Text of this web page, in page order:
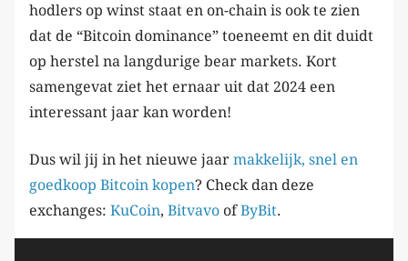
hodlers op winst staat en on-chain is ook te zien
dat de “Bitcoin dominance” toeneemt en dit duidt
op herstel na langdurige bear markets. Kort
samengevat ziet het ernaar uit dat 2024 een
interessant jaar kan worden!
Dus wil jij in het nieuwe jaar makkelijk, snel en
goedkoop Bitcoin kopen? Check dan deze
exchanges: KuCoin, Bitvavo ofByBit.